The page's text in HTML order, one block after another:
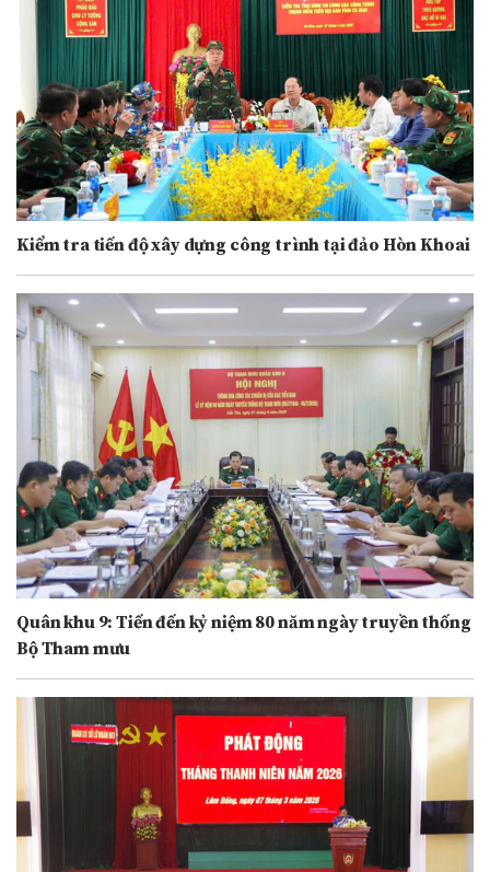
Kiểm tra tiến độ xây dựng công trình tại đảo Hòn Khoai
Quân khu 9: Tiến đến kỷ niệm 80 năm ngày truyền thống
Bộ Tham mưu